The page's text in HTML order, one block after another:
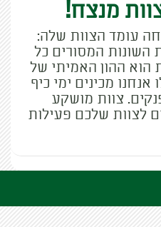
מנצח!
עומד הצוות שלה:
השונות המסורים כל
ההון האמיתי של
מכינים ימי כיף
צוות מושקע
לצוות שלכם פעילות